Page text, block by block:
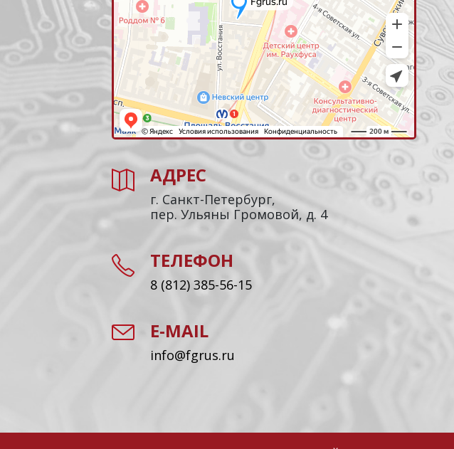
АДРЕС
г. Санкт-Петербург,
пер. Ульяны Громовой, д. 4
ТЕЛЕФОН
8 (812) 385-56-15
E-MAIL
info@fgrus.ru